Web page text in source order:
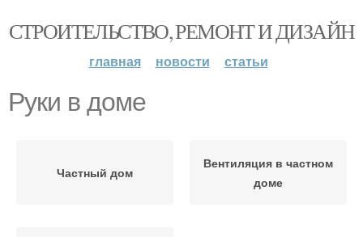
СТРОИТЕЛЬСТВО, РЕМОНТ И ДИЗАЙН
главная новости статьи
Руки в доме
Частный дом
Вентиляция в частном
доме